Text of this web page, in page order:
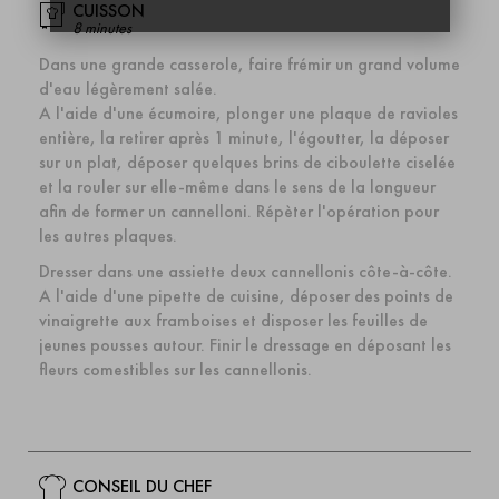
CUISSON
8 minutes
Dans une grande casserole, faire frémir un grand volume
d'eau légèrement salée.
A l'aide d'une écumoire, plonger une plaque de ravioles
entière, la retirer après 1 minute, l'égoutter, la déposer
sur un plat, déposer quelques brins de ciboulette ciselée
et la rouler sur elle-même dans le sens de la longueur
afin de former un cannelloni. Répèter l'opération pour
les autres plaques.
Dresser dans une assiette deux cannellonis côte-à-côte.
A l'aide d'une pipette de cuisine, déposer des points de
vinaigrette aux framboises et disposer les feuilles de
jeunes pousses autour. Finir le dressage en déposant les
fleurs comestibles sur les cannellonis.
CONSEIL DU CHEF